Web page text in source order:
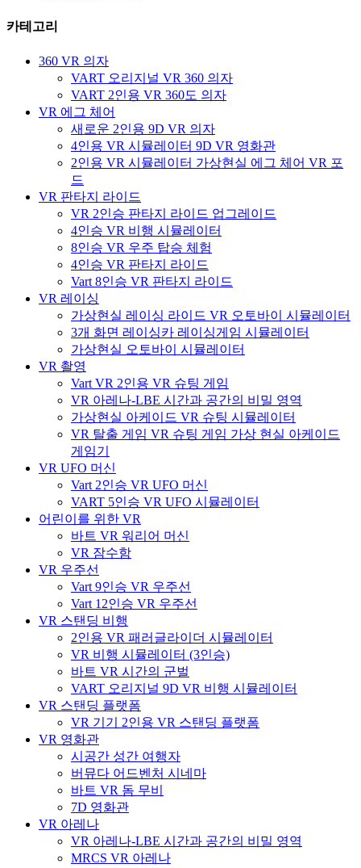
카테고리
360 VR 의자
VART 오리지널 VR 360 의자
VART 2인용 VR 360도 의자
VR 에그 체어
새로운 2인용 9D VR 의자
4인용 VR 시뮬레이터 9D VR 영화관
2인용 VR 시뮬레이터 가상현실 에그 체어 VR 포
드
VR 판타지 라이드
VR 2인승 판타지 라이드 업그레이드
4인승 VR 비행 시뮬레이터
8인승 VR 우주 탑승 체험
4인승 VR 판타지 라이드
Vart 8인승 VR 판타지 라이드
VR 레이싱
가상현실 레이싱 라이드 VR 오토바이 시뮬레이터
3개 화면 레이싱카 레이싱게임 시뮬레이터
가상현실 오토바이 시뮬레이터
VR 촬영
Vart VR 2인용 VR 슈팅 게임
VR 아레나-LBE 시간과 공간의 비밀 영역
가상현실 아케이드 VR 슈팅 시뮬레이터
VR 탈출 게임 VR 슈팅 게임 가상 현실 아케이드
게임기
VR UFO 머신
Vart 2인승 VR UFO 머신
VART 5인승 VR UFO 시뮬레이터
어린이를 위한 VR
바트 VR 워리어 머신
VR 잠수함
VR 우주선
Vart 9인승 VR 우주선
Vart 12인승 VR 우주선
VR 스탠딩 비행
2인용 VR 패러글라이더 시뮬레이터
VR 비행 시뮬레이터 (3인승)
바트 VR 시간의 군벌
VART 오리지널 9D VR 비행 시뮬레이터
VR 스탠딩 플랫폼
VR 기기 2인용 VR 스탠딩 플랫폼
VR 영화관
시공간 성간 여행자
버뮤다 어드벤처 시네마
바트 VR 돔 무비
7D 영화관
VR 아레나
VR 아레나-LBE 시간과 공간의 비밀 영역
MRCS VR 아레나